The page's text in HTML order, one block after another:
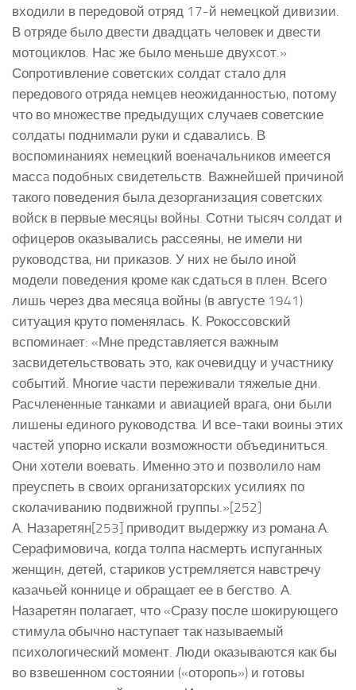
входили в передовой отряд 17-й немецкой дивизии.
В отряде было двести двадцать человек и двести
мотоциклов. Нас же было меньше двухсот.»
Сопротивление советских солдат стало для
передового отряда немцев неожиданностью, потому
что во множестве предыдущих случаев советские
солдаты поднимали руки и сдавались. В
воспоминаниях немецкий военачальников имеется
массa подобных свидетельств. Важнейшей причиной
такого поведения была дезорганизация советских
войск в первые месяцы войны. Сотни тысяч солдат и
офицеров оказывались рассеяны, не имели ни
руководства, ни приказов. У них не было иной
модели поведения кроме как сдаться в плен. Всего
лишь через два месяца войны (в августе 1941)
ситуация круто поменялась. К. Рокоссовский
вспоминает: «Мне представляется важным
засвидетельствовать это, как очевидцу и участнику
событий. Многие части переживали тяжелые дни.
Расчлененные танками и авиацией врага, они были
лишены единого руководства. И все-таки воины этих
частей упорно искали возможности объединиться.
Они хотели воевать. Именно это и позволило нам
преуспеть в своих организаторских усилиях по
сколачиванию подвижной группы.»[252]
А. Назаретян[253] приводит выдержку из романа А.
Серафимовича, когда толпа насмерть испуганных
женщин, детей, стариков устремляется навстречу
казачьей коннице и обращает ее в бегство. А.
Назаретян полагает, что «Сразу после шокирующего
стимула обычно наступает так называемый
психологический момент. Люди оказываются как бы
во взвешенном состоянии («оторопь») и готовы